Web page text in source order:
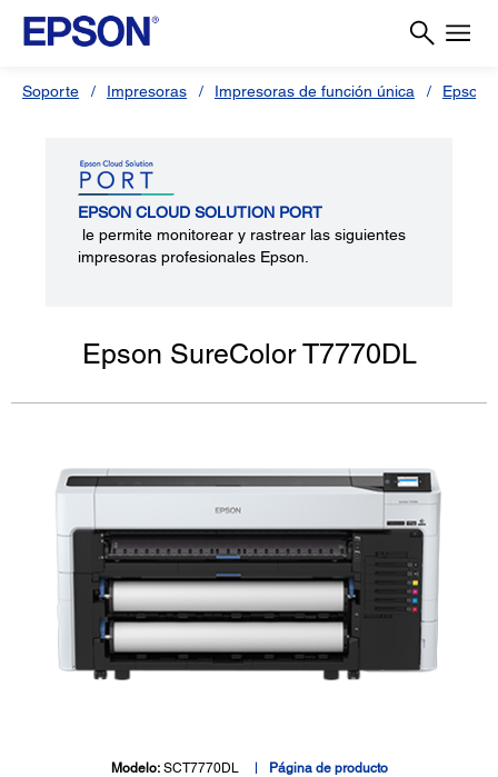
Soporte Impresoras Impresoras de función única Epson
EPSON CLOUD SOLUTION PORT
le permite monitorear y rastrear las siguientes
impresoras profesionales Epson.
Epson SureColor T7770DL
Modelo: SCT7770DL Página de producto